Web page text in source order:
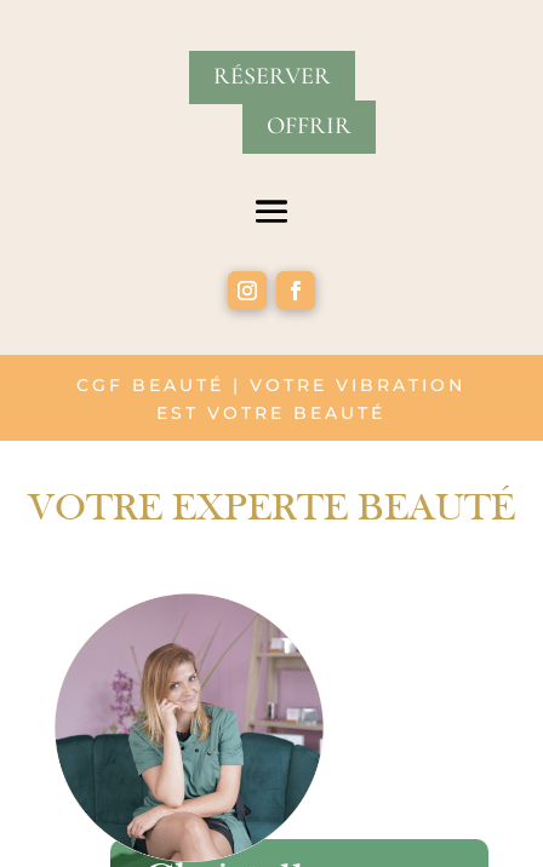
RÉSERVER
OFFRIR
CGF BEAUTÉ | VOTRE VIBRATION
EST VOTRE BEAUTÉ
VOTRE EXPERTE BEAUTÉ